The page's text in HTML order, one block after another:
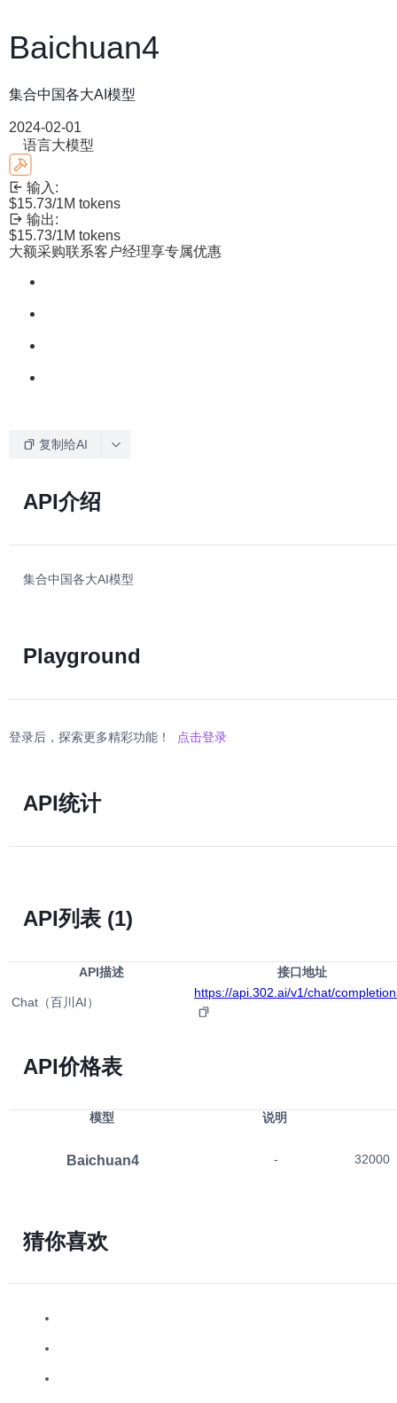
Baichuan4
集合中国各大AI模型
2024-02-01
语言大模型
输入:
$15.73/1M tokens
输出:
$15.73/1M tokens
大额采购联系客户经理享专属优惠
复制给AI
API介绍
集合中国各大AI模型
Playground
登录后，探索更多精彩功能！ 点击登录
API统计
API列表 (1)
API描述 接口地址
Chat（百川AI）
https://api.302.ai/v1/chat/
API价格表
模型 说明
Baichuan4 - 32000
猜你喜欢